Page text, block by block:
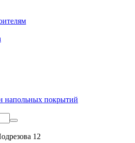
напольных покрытий
12